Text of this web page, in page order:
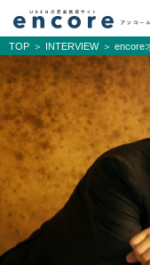
TOP INTERVIEW encore